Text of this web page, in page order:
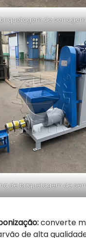
de
de briquetagem de
converte
de alta